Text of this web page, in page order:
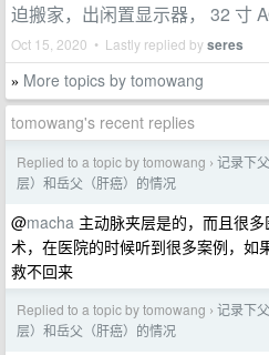
迫搬家，出闲置显示器， 32 寸
Oct 15, 2020 • Lastly replied byseres
» More topics by tomowang
tomowang's recent replies
Replied to a topic by tomowang › 记录下
层）和岳父（肝癌）的情况
@macha 主动脉夹层是的，而且很
术，在医院的时候听到很多案例，如
救不回来
Replied to a topic by tomowang › 记录下
层）和岳父（肝癌）的情况